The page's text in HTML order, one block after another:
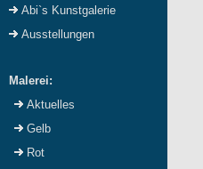
Abi`s Kunstgalerie
Ausstellungen
Malerei:
Aktuelles
Gelb
Rot